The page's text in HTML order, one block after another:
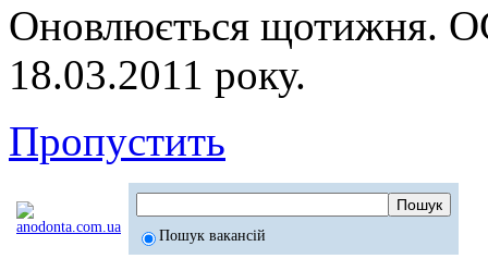
Оновлюється
18.03.2011 року.
Пропустить
Пошук вакансій